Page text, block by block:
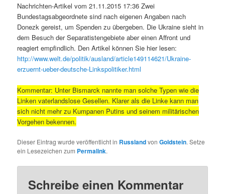
Nachrichten-Artikel vom 21.11.2015 17:36 Zwei
Bundestagsabgeordnete sind nach eigenen Angaben nach
Donezk gereist, um Spenden zu übergeben. Die Ukraine sieht in
dem Besuch der Separatistengebiete aber einen Affront und
reagiert empfindlich. Den Artikel können Sie hier lesen:
http://www.welt.de/politik/ausland/article149114621/Ukraine-
erzuernt-ueber-deutsche-Linkspolitiker.html
Kommentar: Unter Bismarck nannte man solche Typen wie die
Linken vaterlandslose Gesellen. Klarer als die Linke kann man
sich nicht mehr zu Kumpanen Putins und seinem militärischen
Vorgehen bekennen.
Dieser Eintrag wurde veröffentlicht in RusslandvonGoldstein. Setze
ein Lesezeichen zum Permalink.
Schreibe einen Kommentar